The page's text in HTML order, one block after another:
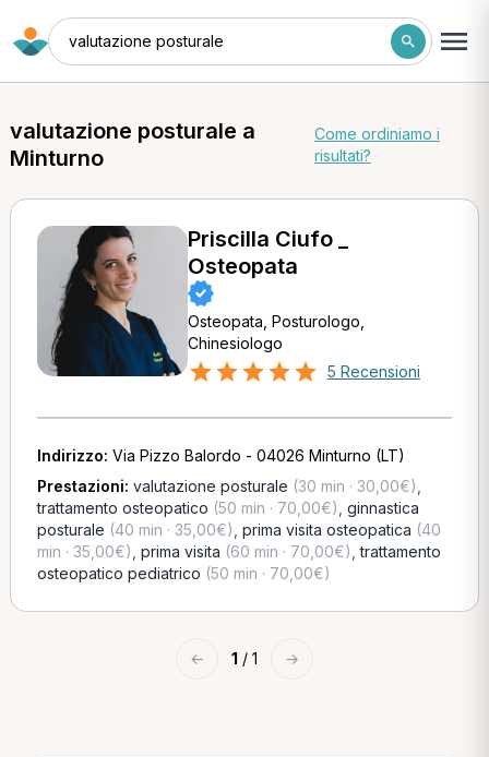
valutazione posturale
valutazione posturale a
Minturno
Come ordiniamo i
risultati?
Priscilla Ciufo _
Osteopata
Osteopata, Posturologo,
Chinesiologo
5 Recensioni
Indirizzo: Via Pizzo Balordo - 04026 Minturno (LT)
Prestazioni: valutazione posturale (30 min · 30,00€)
trattamento osteopatico (50 min · 70,00€) ginnastica
posturale (40 min · 35,00€) prima visita osteopatica (40
min · 35,00€) prima visita (60 min · 70,00€) ,trattamento
osteopatico pediatrico (50 min · 70,00€)
← 1 / 1 →